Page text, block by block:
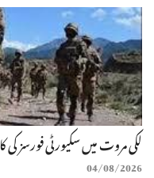
لکی مروت میں سکیورٹی فورسز کی
04/08/2026